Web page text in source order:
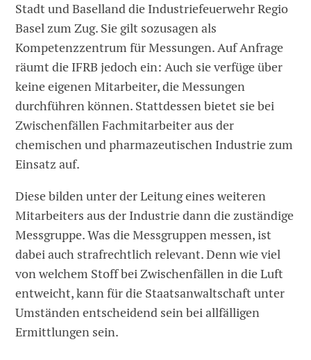
Stadt und Baselland die Industriefeuerwehr Regio
Basel zum Zug. Sie gilt sozusagen als
Kompetenzzentrum für Messungen. Auf Anfrage
räumt die IFRB jedoch ein: Auch sie verfüge über
keine eigenen Mitarbeiter, die Messungen
durchführen können. Stattdessen bietet sie bei
Zwischenfällen Fachmitarbeiter aus der
chemischen und pharmazeutischen Industrie zum
Einsatz auf.
Diese bilden unter der Leitung eines weiteren
Mitarbeiters aus der Industrie dann die zuständige
Messgruppe. Was die Messgruppen messen, ist
dabei auch strafrechtlich relevant. Denn wie viel
von welchem Stoff bei Zwischenfällen in die Luft
entweicht, kann für die Staatsanwaltschaft unter
Umständen entscheidend sein bei allfälligen
Ermittlungen sein.